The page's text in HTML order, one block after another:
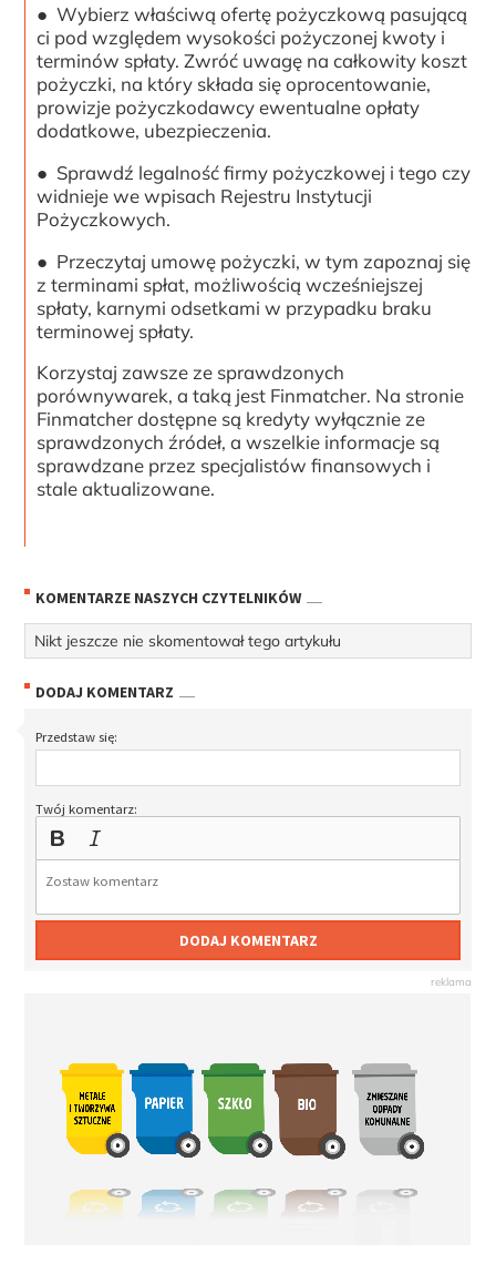
● Wybierz właściwą ofertę pożyczkową pasującą
ci pod względem wysokości pożyczonej kwoty i
terminów spłaty. Zwróć uwagę na całkowity koszt
pożyczki, na który składa się oprocentowanie,
prowizje pożyczkodawcy ewentualne opłaty
dodatkowe, ubezpieczenia.
● Sprawdź legalność firmy pożyczkowej i tego czy
widnieje we wpisach Rejestru Instytucji
Pożyczkowych.
● Przeczytaj umowę pożyczki, w tym zapoznaj się
z terminami spłat, możliwością wcześniejszej
spłaty, karnymi odsetkami w przypadku braku
terminowej spłaty.
Korzystaj zawsze ze sprawdzonych
porównywarek, a taką jest Finmatcher. Na stronie
Finmatcher dostępne są kredyty wyłącznie ze
sprawdzonych źródeł, a wszelkie informacje są
sprawdzane przez specjalistów finansowych i
stale aktualizowane.
KOMENTARZE NASZYCH CZYTELNIKÓW
Nikt jeszcze nie skomentował tego artykułu
DODAJ KOMENTARZ
Przedstaw się:
Twój komentarz:
DODAJ KOMENTARZ